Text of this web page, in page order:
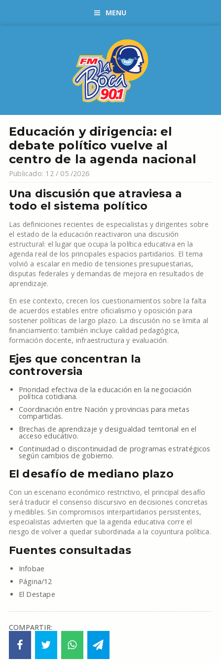
MENU
Educación y dirigencia: el
debate político vuelve al
centro de la agenda nacional
Publicado: 12 / 05 /2026
Una discusión que atraviesa a
todo el sistema político
Las definiciones recientes de especialistas y dirigentes sobre
el estado de la educación reactivaron una discusión
estructural: el lugar que ocupa la política educativa en la
agenda real de los principales espacios partidarios. El tema
volvió a escalar en medio de tensiones presupuestarias,
disputas federales y demandas de mejora en resultados de
aprendizaje.
En ese contexto, crecen los cuestionamientos sobre la falta
de acuerdos estables entre oficialismo y oposición para
sostener políticas de largo plazo. La discusión no se limita al
financiamiento: también incluye calidad pedagógica,
formación docente, infraestructura y evaluación.
Ejes que concentran la
controversia
Prioridad efectiva de la educación en la negociación
política cotidiana.
Coordinación entre Nación y provincias para metas
compartidas.
Brechas de aprendizaje y desigualdad territorial en el
acceso educativo.
Continuidad o discontinuidad de programas estratégicos
según cambios de gobierno.
El desafío de mediano plazo
Con un escenario económico restrictivo, el principal desafío
será traducir el consenso discursivo en decisiones concretas
y medibles. Sin compromisos interpartidarios persistentes,
especialistas advierten que la agenda educativa corre el
riesgo de volver a quedar subordinada a la coyuntura política.
Fuentes consultadas
Infobae
Página/12
El Destape
COMPARTIR: